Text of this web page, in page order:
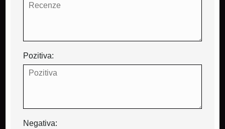
Pozitiva:
Negativa: